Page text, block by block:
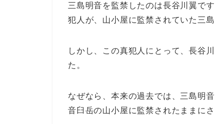
三島明音を監禁したのは長谷川翼で
犯人が、山小屋に監禁されていた三
しかし、この真犯人にとって、長谷
た。
なぜなら、本来の過去では、三島明
音臼岳の山小屋に監禁されたままに